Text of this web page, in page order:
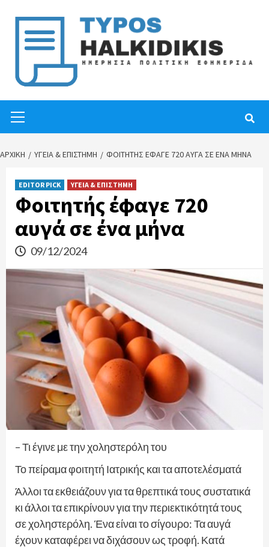
content
Menu
ΑΡΧΙΚΉ ΥΓΕΙΑ & ΕΠΙΣΤΗΜΗ ΦΟΙΤΗΤΉΣ ΈΦΑΓΕ 720 ΑΥΓΆ ΣΕ ΈΝΑ ΜΉΝΑ
EDITOR PICK ΥΓΕΙΑ & ΕΠΙΣΤΗΜΗ
Φοιτητής έφαγε 720
αυγά σε ένα μήνα
09/12/2024
– Τι έγινε με την χοληστερόλη του
Το πείραμα φοιτητή Ιατρικής και τα αποτελέσματά
Άλλοι τα εκθειάζουν για τα θρεπτικά τους συστατικά
κι άλλοι τα επικρίνουν για την περιεκτικότητά τους
σε χοληστερόλη. Ένα είναι το σίγουρο: Τα αυγά
έχουν καταφέρει να διχάσουν ως τροφή. Κατά